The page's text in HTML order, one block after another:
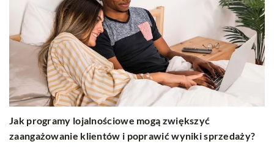
Jak programy lojalnościowe mogą zwiększyć
zaangażowanie klientów i poprawić wyniki sprzedaży?